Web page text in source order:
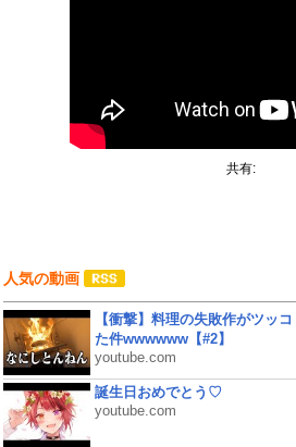
共有:
人気の動画
【衝撃】料理の失敗作がツッ
た件wwwwww【#2】
youtube.com
誕生日おめでとう♡
youtube.com